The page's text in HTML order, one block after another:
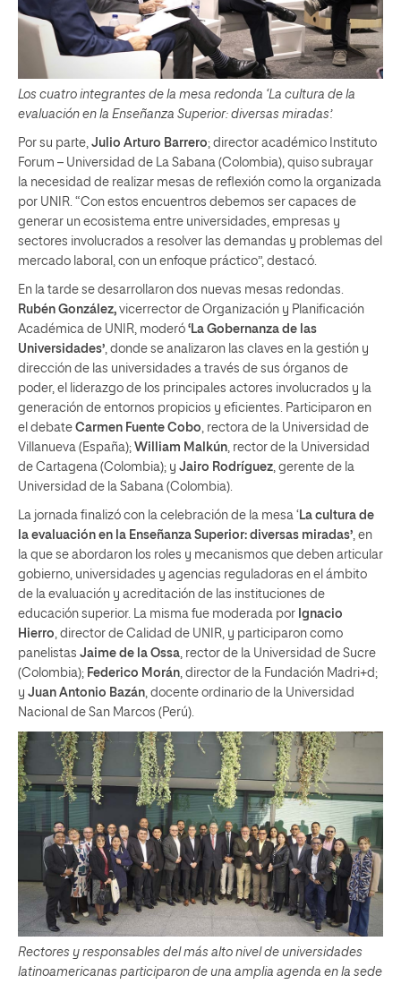
Los cuatro integrantes de la mesa redonda ‘La cultura de la
evaluación en la Enseñanza Superior: diversas miradas’.
Por su parte, Julio Arturo Barrero; director académico Instituto
Forum – Universidad de La Sabana (Colombia), quiso subrayar
la necesidad de realizar mesas de reflexión como la organizada
por UNIR. “Con estos encuentros debemos ser capaces de
generar un ecosistema entre universidades, empresas y
sectores involucrados a resolver las demandas y problemas del
mercado laboral, con un enfoque práctico”, destacó.
En la tarde se desarrollaron dos nuevas mesas redondas.
Rubén González, vicerrector de Organización y Planificación
Académica de UNIR, moderó ‘La Gobernanza de las
Universidades’, donde se analizaron las claves en la gestión y
dirección de las universidades a través de sus órganos de
poder, el liderazgo de los principales actores involucrados y la
generación de entornos propicios y eficientes. Participaron en
el debate Carmen Fuente Cobo, rectora de la Universidad de
Villanueva (España); William Malkún, rector de la Universidad
de Cartagena (Colombia); y Jairo Rodríguez, gerente de la
Universidad de la Sabana (Colombia).
La jornada finalizó con la celebración de la mesa ‘La cultura de
la evaluación en la Enseñanza Superior: diversas miradas’, en
la que se abordaron los roles y mecanismos que deben articular
gobierno, universidades y agencias reguladoras en el ámbito
de la evaluación y acreditación de las instituciones de
educación superior. La misma fue moderada por Ignacio
Hierro, director de Calidad de UNIR, y participaron como
panelistas Jaime de la Ossa, rector de la Universidad de Sucre
(Colombia); Federico Morán, director de la Fundación Madri+d;
y Juan Antonio Bazán, docente ordinario de la Universidad
Nacional de San Marcos (Perú).
Rectores y responsables del más alto nivel de universidades
latinoamericanas participaron de una amplia agenda en la sede